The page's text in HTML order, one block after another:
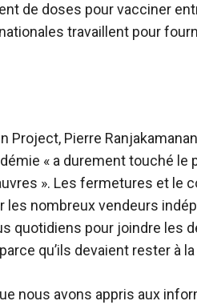
de doses pour vacciner
travaillent pour
Project, Pierre
« a durement touché
». Les fermetures et le
nombreux vendeurs
quotidiens pour joindre les
qu’ils devaient rester à
nous avons appris aux